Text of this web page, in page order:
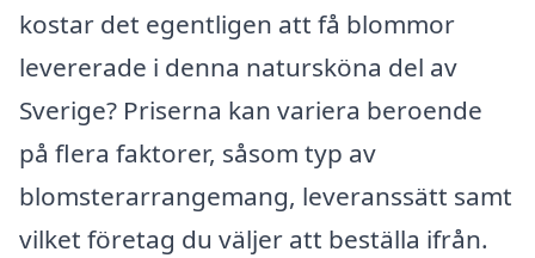
kostar det egentligen att få blommor
levererade i denna natursköna del av
Sverige? Priserna kan variera beroende
på flera faktorer, såsom typ av
blomsterarrangemang, leveranssätt samt
vilket företag du väljer att beställa ifrån.